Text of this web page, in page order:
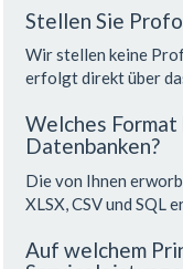
Stellen Sie
Wir stellen keine
erfolgt direkt über
Welches
Datenbanken?
Die von Ihnen
XLSX, CSV und SQL
Auf welchem